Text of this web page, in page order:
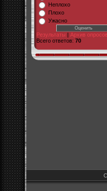
Неплохо
Плохо
Ужасно
Результаты | Архив опросов
Всего ответов: 70